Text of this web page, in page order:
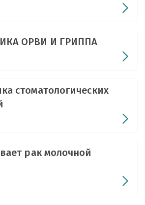
кишечных инфекций
ОРВИ И ГРИППА
стоматологических
рак молочной